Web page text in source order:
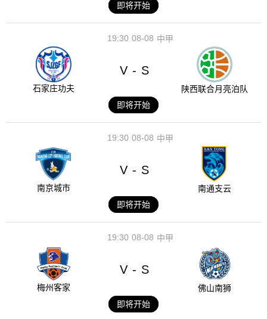
即将开始
08-08
19:30 中甲
石家庄功夫
V - S
陕西联合月亮泊队
即将开始
08-08
19:30 中甲
南京城市
V - S
南通支云
即将开始
08-08
19:30 中甲
梅州客家
V - S
佛山南狮
即将开始